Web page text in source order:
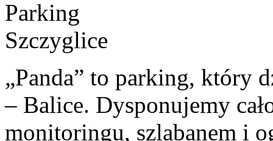
„Panda” to parking, który
– Balice. Dysponujemy
monitoringu, szlabanem i